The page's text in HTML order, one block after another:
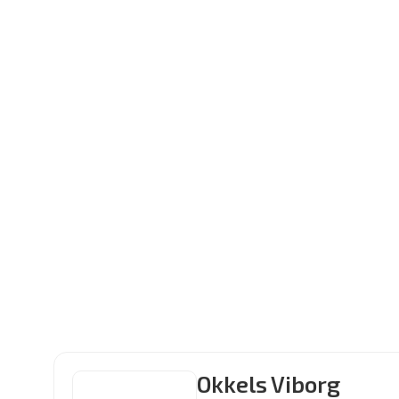
Okkels Viborg